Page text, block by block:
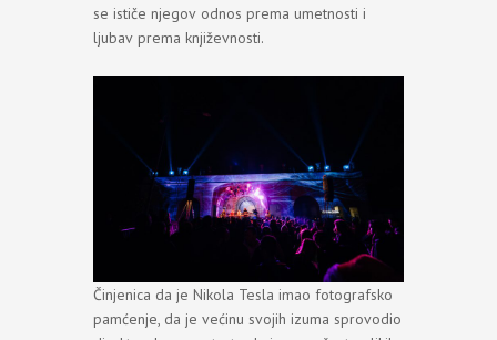
se ističe njegov odnos prema umetnosti i
ljubav prema književnosti.
Činjenica da je Nikola Tesla imao fotografsko
pamćenje, da je većinu svojih izuma sprovodio